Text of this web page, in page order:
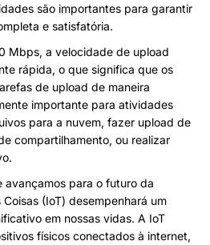
são importantes para garantir
e satisfatória.
Mbps, a velocidade de upload
rápida, o que significa que os
de upload de maneira
importante para atividades
para a nuvem, fazer upload de
compartilhamento, ou realizar
avançamos para o futuro da
(IoT) desempenhará um
em nossas vidas. A IoT
físicos conectados à internet,